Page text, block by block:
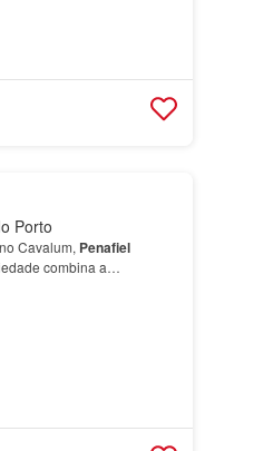
Porto
Cavalum, Penafiel
combina a